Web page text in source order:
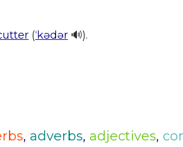
(ˈkədər 🔊).
, adverbs, adjectives,